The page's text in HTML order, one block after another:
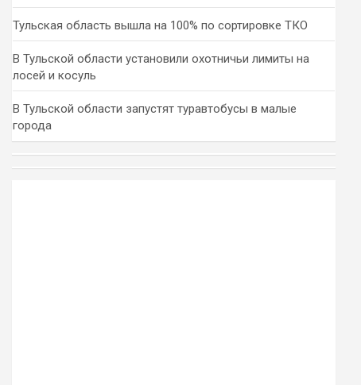
Тульская область вышла на 100% по сортировке ТКО
В Тульской области установили охотничьи лимиты на
лосей и косуль
В Тульской области запустят туравтобусы в малые
города